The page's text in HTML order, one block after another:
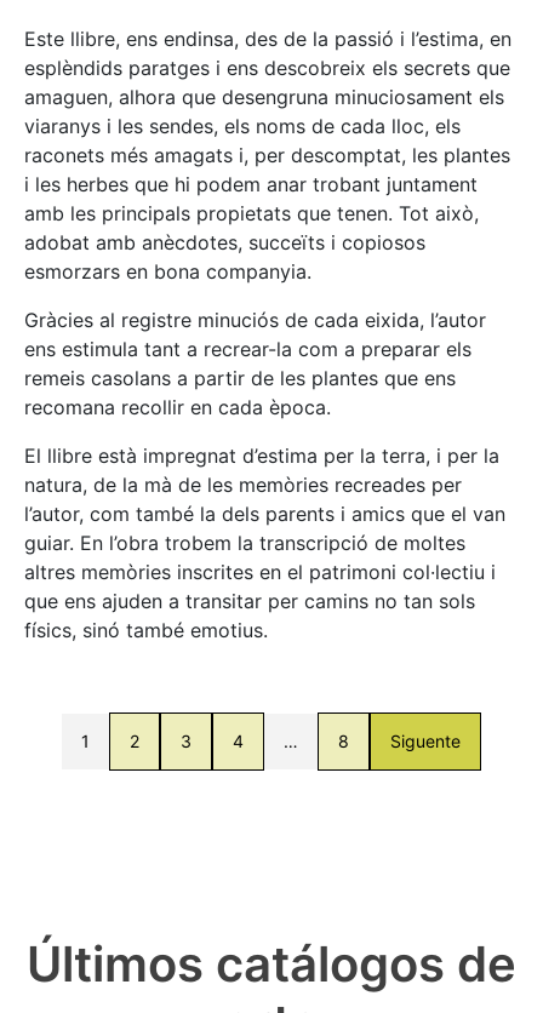
Este llibre, ens endinsa, des de la passió i l’estima, en
esplèndids paratges i ens descobreix els secrets que
amaguen, alhora que desengruna minuciosament els
viaranys i les sendes, els noms de cada lloc, els
raconets més amagats i, per descomptat, les plantes
i les herbes que hi podem anar trobant juntament
amb les principals propietats que tenen. Tot això,
adobat amb anècdotes, succeïts i copiosos
esmorzars en bona companyia.
Gràcies al registre minuciós de cada eixida, l’autor
ens estimula tant a recrear-la com a preparar els
remeis casolans a partir de les plantes que ens
recomana recollir en cada època.
El llibre està impregnat d’estima per la terra, i per la
natura, de la mà de les memòries recreades per
l’autor, com també la dels parents i amics que el van
guiar. En l’obra trobem la transcripció de moltes
altres memòries inscrites en el patrimoni col·lectiu i
que ens ajuden a transitar per camins no tan sols
físics, sinó també emotius.
1 2 3 4 … 8 Siguente
Últimos catálogos de